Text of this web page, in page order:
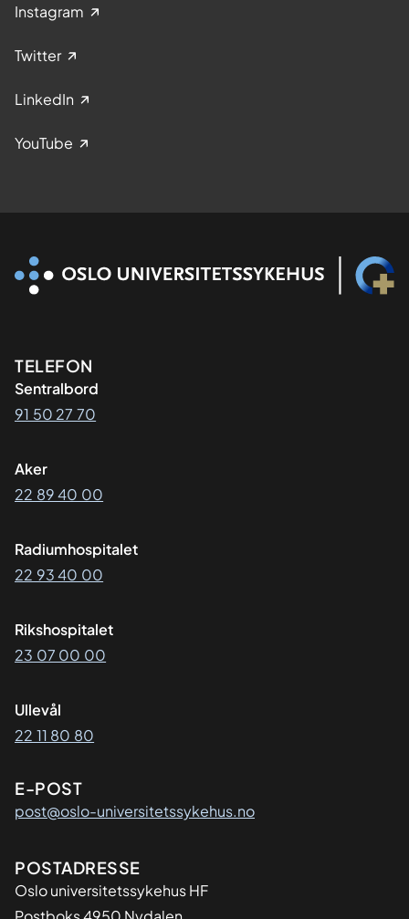
Instagram
Twitter
LinkedIn
YouTube
Kontaktinformasjon
TELEFON
Sentralbord
91 50 27 70
Aker
22 89 40 00
Radiumhospitalet
22 93 40 00
Rikshospitalet
23 07 00 00
Ullevål
22 11 80 80
E-POST
post@oslo-universitetssykehus.no
Adresse
POSTADRESSE
Oslo universitetssykehus HF